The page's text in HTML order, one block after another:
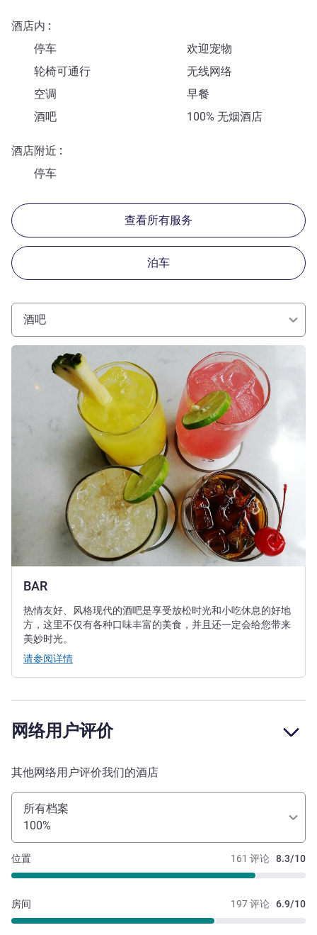
酒店内
停车
欢迎宠物
轮椅可通行
无线网络
空调
早餐
酒吧
100% 无烟酒店
酒店附近
停车
查看所有服务
泊车
酒吧
BAR
请参阅详情
热情友好、风格现代的酒吧是享受放松时光和小吃休息的好地
方，这里不仅有各种口味丰富的美食，并且还一定会给您带来
美妙时光。
请参阅详情
网络用户评价
其他网络用户评价我们的酒店
所有档案
100%
161 评论 8.3/10
位置
197 评论 6.9/10
房间